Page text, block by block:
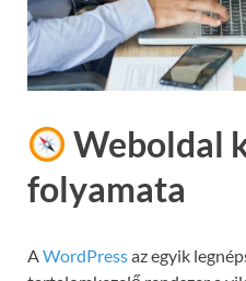
Weboldal
folyamata
AWordPressaz egyik